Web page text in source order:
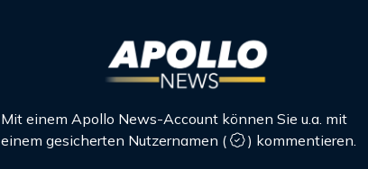
Mit einem Apollo News-Account können Sie u.a. mit
einem gesicherten Nutzernamen ( ) kommentieren.